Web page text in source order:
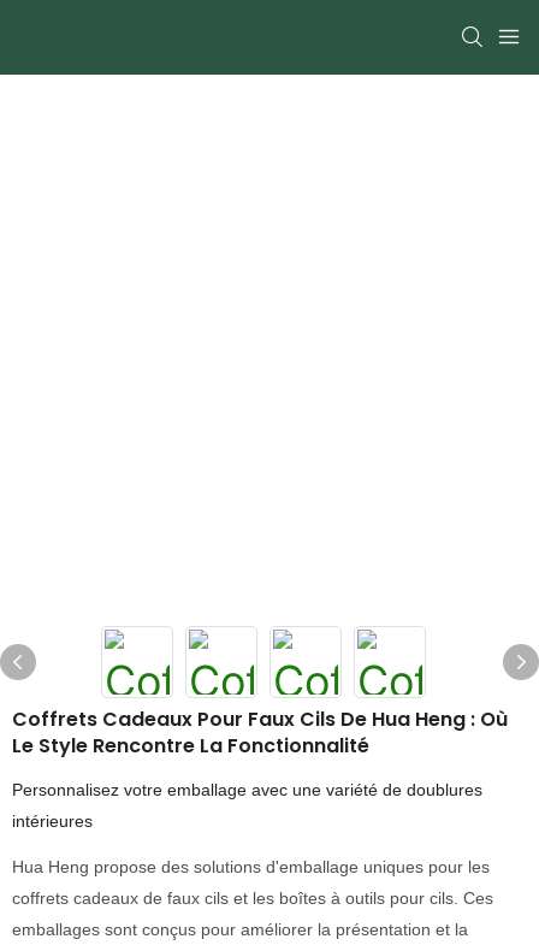
Coffrets Cadeaux Pour Faux Cils De Hua Heng : Où
Le Style Rencontre La Fonctionnalité
Personnalisez votre emballage avec une variété de doublures
intérieures
Hua Heng propose des solutions d'emballage uniques pour les
coffrets cadeaux de faux cils et les boîtes à outils pour cils. Ces
emballages sont conçus pour améliorer la présentation et la